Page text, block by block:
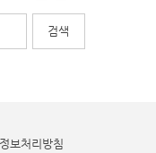
보처리방침